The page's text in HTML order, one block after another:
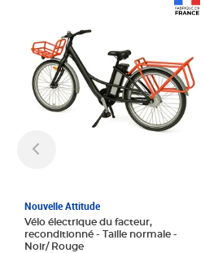
Nouvelle Attitude
Vélo électrique du facteur,
reconditionné - Taille normale -
Noir/ Rouge